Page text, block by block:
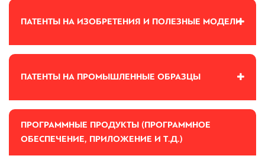
ПАТЕНТЫ НА ИЗОБРЕТЕНИЯ И ПОЛЕЗНЫЕ МОДЕЛИ
ПАТЕНТЫ НА ПРОМЫШЛЕННЫЕ ОБРАЗЦЫ
ПРОГРАММНЫЕ ПРОДУКТЫ (ПРОГРАММНОЕ
ОБЕСПЕЧЕНИЕ, ПРИЛОЖЕНИЕ И Т.Д.)